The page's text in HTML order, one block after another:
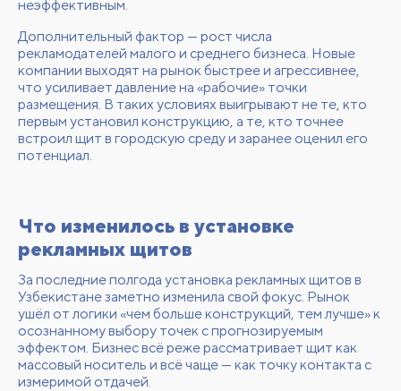
неэффективным.
Дополнительный фактор — рост числа
рекламодателей малого и среднего бизнеса. Новые
компании выходят на рынок быстрее и агрессивнее,
что усиливает давление на «рабочие» точки
размещения. В таких условиях выигрывают не те, кто
первым установил конструкцию, а те, кто точнее
встроил щит в городскую среду и заранее оценил его
потенциал.
Что изменилось в установке
рекламных щитов
За последние полгода установка рекламных щитов в
Узбекистане заметно изменила свой фокус. Рынок
ушёл от логики «чем больше конструкций, тем лучше» к
осознанному выбору точек с прогнозируемым
эффектом. Бизнес всё реже рассматривает щит как
массовый носитель и всё чаще — как точку контакта с
измеримой отдачей.